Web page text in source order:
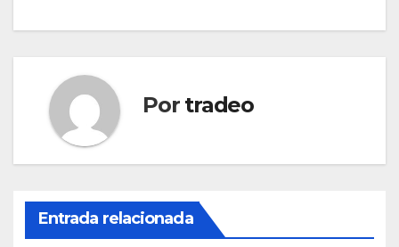
Por tradeo
Entrada relacionada